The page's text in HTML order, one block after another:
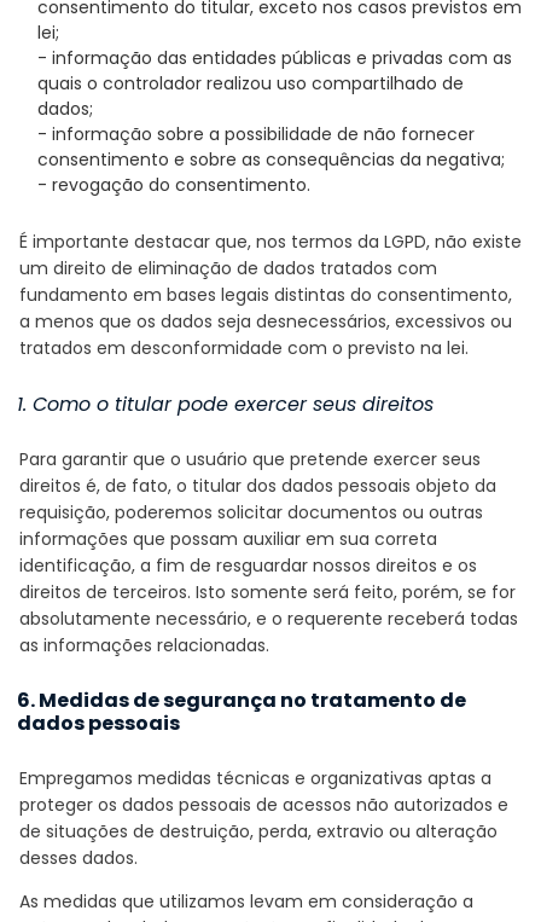
consentimento do titular, exceto nos casos previstos em
lei;
- informação das entidades públicas e privadas com as
quais o controlador realizou uso compartilhado de
dados;
- informação sobre a possibilidade de não fornecer
consentimento e sobre as consequências da negativa;
- revogação do consentimento.
É importante destacar que, nos termos da LGPD, não existe
um direito de eliminação de dados tratados com
fundamento em bases legais distintas do consentimento,
a menos que os dados seja desnecessários, excessivos ou
tratados em desconformidade com o previsto na lei.
1. Como o titular pode exercer seus direitos
Para garantir que o usuário que pretende exercer seus
direitos é, de fato, o titular dos dados pessoais objeto da
requisição, poderemos solicitar documentos ou outras
informações que possam auxiliar em sua correta
identificação, a fim de resguardar nossos direitos e os
direitos de terceiros. Isto somente será feito, porém, se for
absolutamente necessário, e o requerente receberá todas
as informações relacionadas.
6. Medidas de segurança no tratamento de
dados pessoais
Empregamos medidas técnicas e organizativas aptas a
proteger os dados pessoais de acessos não autorizados e
de situações de destruição, perda, extravio ou alteração
desses dados.
As medidas que utilizamos levam em consideração a